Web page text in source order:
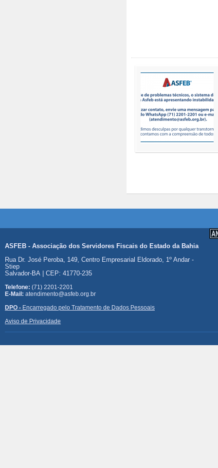
ASFEB - Associação dos Servidores Fiscais do Estado da Bahia
Rua Dr. José Peroba, 149, Centro Empresarial Eldorado, 1º Andar -
Stiep
Salvador-BA | CEP: 41770-235
Telefone: (71) 2201-2201
E-Mail: atendimento@asfeb.org.br
DPO - Encarregado pelo Tratamento de Dados Pessoais
Aviso de Privacidade